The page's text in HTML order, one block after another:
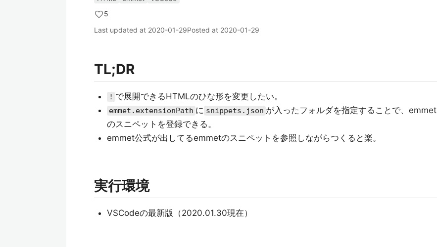
5
Last updated at 2020-01-29Posted at 2020-01-29
TL;DR
! で展開できるHTMLのひな形を変更したい。
emmet.extensionPath に snippets.json が入ったフォルダを指定することで、emmet
のスニペットを登録できる。
emmet公式が出してるemmetのスニペットを参照しながらつくると楽。
実行環境
VSCodeの最新版（2020.01.30現在）